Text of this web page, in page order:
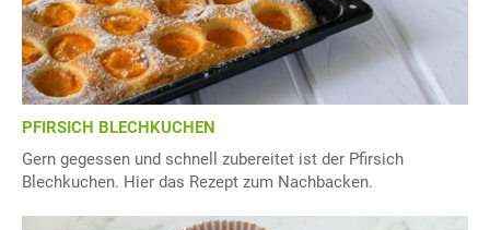
PFIRSICH BLECHKUCHEN
Gern gegessen und schnell zubereitet ist der Pfirsich
Blechkuchen. Hier das Rezept zum Nachbacken.